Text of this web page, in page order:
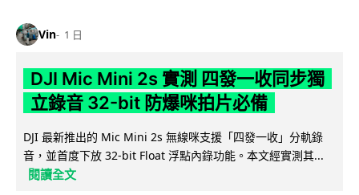
Vin 1 日
DJI Mic Mini 2s 實測 四發一收同步獨
立錄音 32-bit 防爆咪拍片必備
DJI 最新推出的 Mic Mini 2s 無線咪支援「四發一收」分軌錄
音，並首度下放 32-bit Float 浮點內錄功能。本文經實測其...
閱讀全文